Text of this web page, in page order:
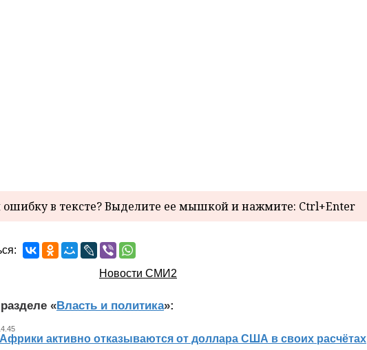
в тексте? Выделите ее мышкой и нажмите: Ctrl+Enter
Новости СМИ2
«Власть и политика»:
активно отказываются от доллара США в своих расчётах